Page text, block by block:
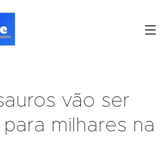
vão ser
milhares na